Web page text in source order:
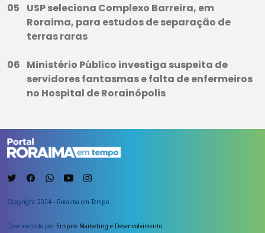
USP seleciona Complexo Barreira, em
Roraima, para estudos de separação de
terras raras
Ministério Público investiga suspeita de
servidores fantasmas e falta de enfermeiros
no Hospital de Rorainópolis
Copyright 2024 - Roraima em Tempo
Desenvolvido por Enspire Marketing e Desenvolvimento